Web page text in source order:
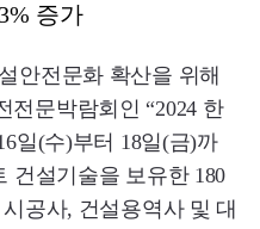
증가
안전문화 확산을 위해
전문박람회인 “2024 한
일(수)부터 18일(금)까
건설기술을 보유한 180
공사, 건설용역사 및 대